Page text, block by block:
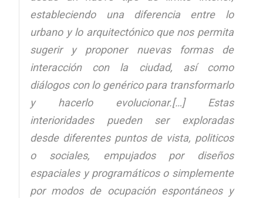
estableciendo una diferencia entre lo
urbano y lo arquitectónico que nos permita
sugerir y proponer nuevas formas de
interacción con la ciudad, así como
diálogos con lo genérico para transformarlo
y hacerlo evolucionar.[…] Estas
interioridades pueden ser exploradas
desde diferentes puntos de vista, politicos
o sociales, empujados por diseños
espaciales y programáticos o simplemente
por modos de ocupación espontáneos y